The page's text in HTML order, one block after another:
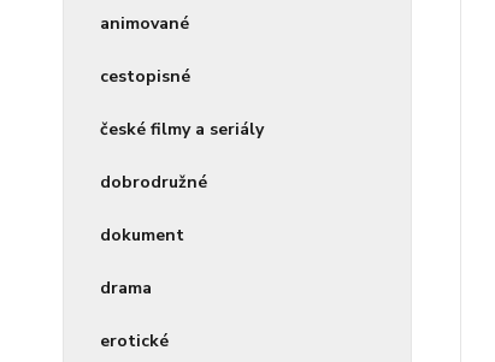
animované
cestopisné
české filmy a seriály
dobrodružné
dokument
drama
erotické